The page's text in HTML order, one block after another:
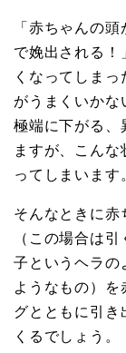
「赤ちゃんの
で娩出される！
くなってしま
がうまくいかな
極端に下がる、
ますが、こん
ってしまいます。
そんなときに赤
（この場合は
子というヘラの
ようなもの）
グとともに引き
くるでしょう。